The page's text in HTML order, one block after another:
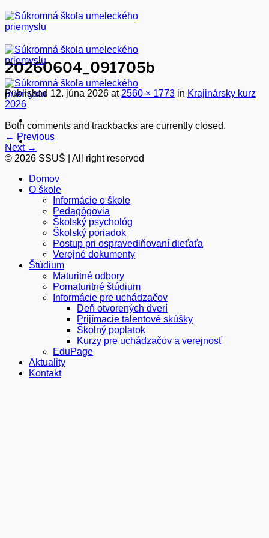
Skip
to
content
20260604_091705b
Published 12. júna 2026 at 2560 × 1773 in Krajinársky kurz
2026
Both comments and trackbacks are currently closed.
← Previous
Next →
© 2026 SSUŠ | All right reserved
Domov
O škole
Informácie o škole
Pedagógovia
Školský psychológ
Školský poriadok
Postup pri ospravedlňovaní dieťaťa
Verejné dokumenty
Štúdium
Maturitné odbory
Pomaturitné štúdium
Informácie pre uchádzačov
Deň otvorených dverí
Prijímacie talentové skúšky
Školný poplatok
Kurzy pre uchádzačov a verejnosť
EduPage
Aktuality
Kontakt